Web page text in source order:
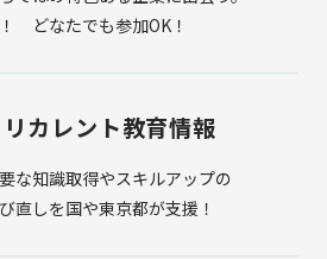
どなたでも参加OK！
カレント教育情報
な知識取得やスキルアップの
直しを国や東京都が支援！